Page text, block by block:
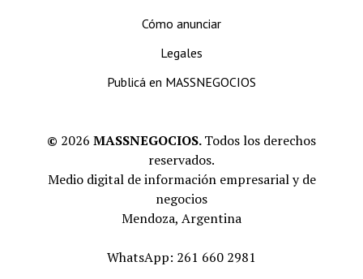
Cómo anunciar
Legales
Publicá en MASSNEGOCIOS
© 2026 MASSNEGOCIOS.Todos los derechos
reservados.
Medio digital de información empresarial y de
negocios
Mendoza, Argentina
WhatsApp: 261 660 2981